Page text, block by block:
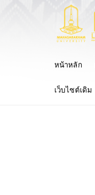
หน้าหลัก
เว็บไซต์เดิม